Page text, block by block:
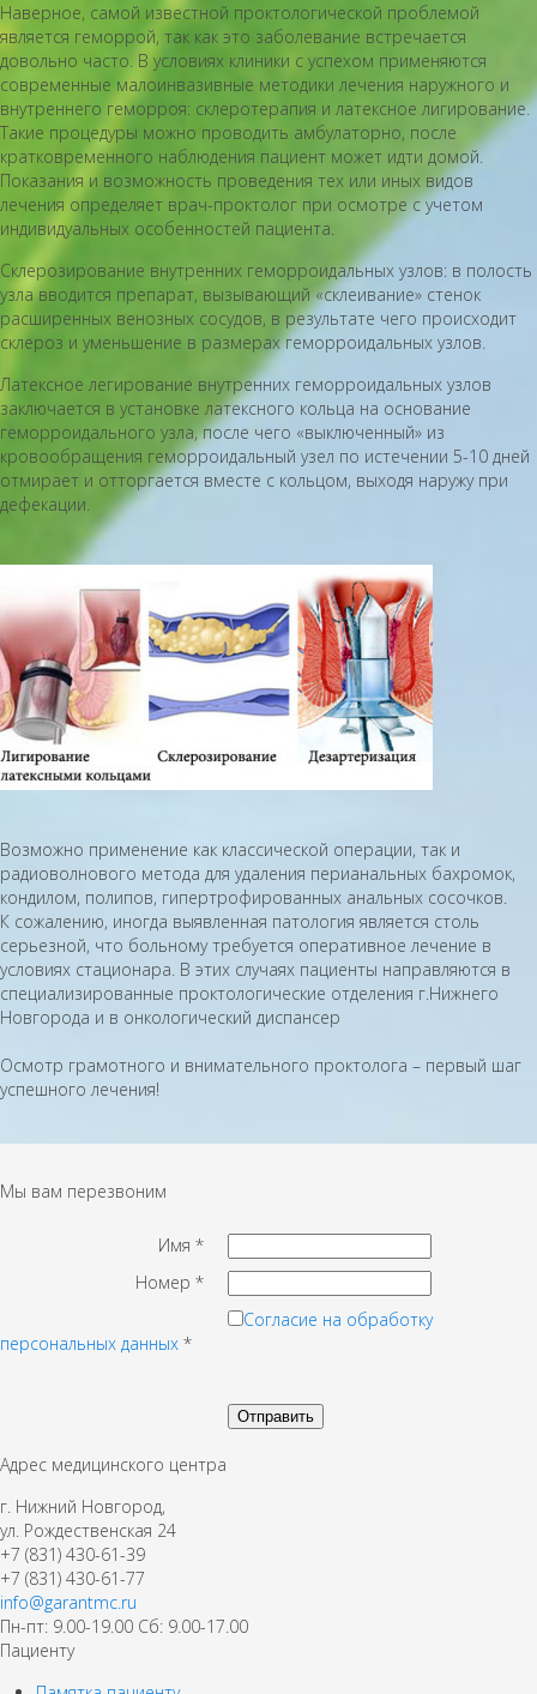
Наверное, самой известной проктологической проблемой
является геморрой, так как это заболевание встречается
довольно часто. В условиях клиники с успехом применяются
современные малоинвазивные методики лечения наружного и
внутреннего геморроя: склеротерапия и латексное лигирование.
Такие процедуры можно проводить амбулаторно, после
кратковременного наблюдения пациент может идти домой.
Показания и возможность проведения тех или иных видов
лечения определяет врач-проктолог при осмотре с учетом
индивидуальных особенностей пациента.
Склерозирование внутренних геморроидальных узлов: в полость
узла вводится препарат, вызывающий «склеивание» стенок
расширенных венозных сосудов, в результате чего происходит
склероз и уменьшение в размерах геморроидальных узлов.
Латексное легирование внутренних геморроидальных узлов
заключается в установке латексного кольца на основание
геморроидального узла, после чего «выключенный» из
кровообращения геморроидальный узел по истечении 5-10 дней
отмирает и отторгается вместе с кольцом, выходя наружу при
дефекации.
Возможно применение как классической операции, так и
радиоволнового метода для удаления перианальных бахромок,
кондилом, полипов, гипертрофированных анальных сосочков.
К сожалению, иногда выявленная патология является столь
серьезной, что больному требуется оперативное лечение в
условиях стационара. В этих случаях пациенты направляются в
специализированные проктологические отделения г.Нижнего
Новгорода и в онкологический диспансер
Осмотр грамотного и внимательного проктолога – первый шаг
успешного лечения!
Мы вам перезвоним
Имя*
Номер*
Согласие на обработку
персональных данных *
Адрес медицинского центра
г. Нижний Новгород,
ул. Рождественская 24
+7 (831) 430-61-39
+7 (831) 430-61-77
info@garantmc.ru
Пн-пт: 9.00-19.00 Сб: 9.00-17.00
Пациенту